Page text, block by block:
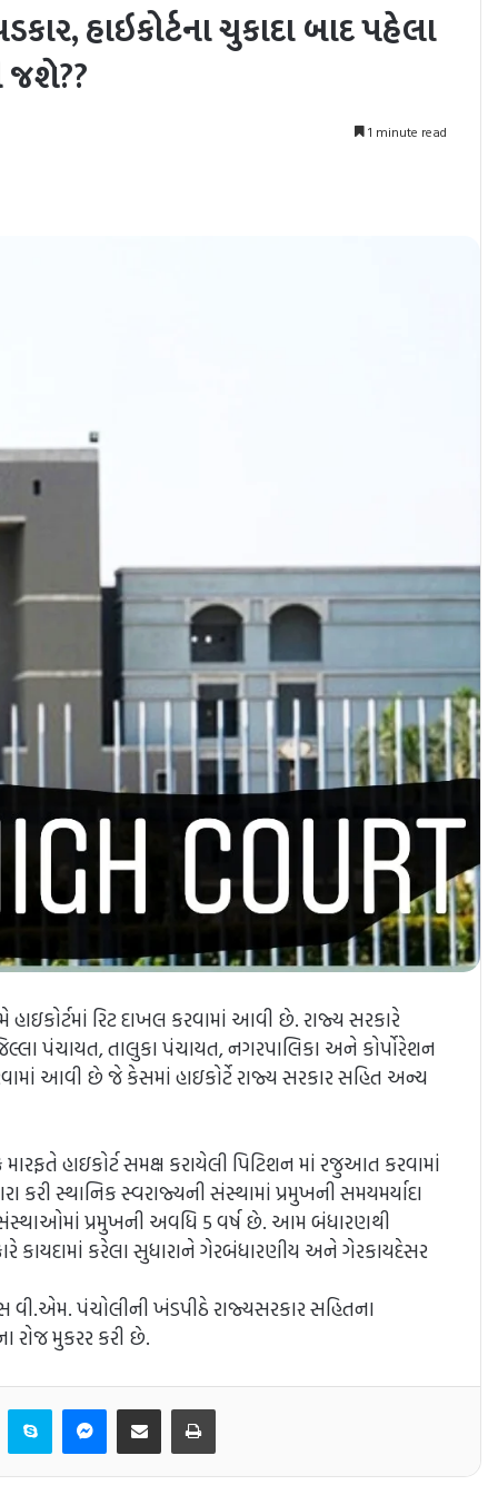
હાઇકોર્ટના ચુકાદા બાદ પહેલા
જશે??
1 minute read
હાઇકોર્ટમાં રિટ દાખલ કરવામાં આવી છે. રાજ્ય સરકારે
પંચાયત, તાલુકા પંચાયત, નગરપાલિકા અને કોર્પોરેશન
આવી છે જે કેસમાં હાઇકોર્ટે રાજ્ય સરકાર સહિત અન્ય
હાઇકોર્ટ સમક્ષ કરાયેલી પિટિશન માં રજુઆત કરવામાં
સ્થાનિક સ્વરાજ્યની સંસ્થામાં પ્રમુખની સમયમર્યાદા
પ્રમુખની અવધિ 5 વર્ષ છે. આમ બંધારણથી
કાયદામાં કરેલા સુધારાને ગેરબંધારણીય અને ગેરકાયદેસર
પંચોલીની ખંડપીઠે રાજ્યસરકાર સહિતના
રોજ મુકરર કરી છે.
SkypeMessenger
Share via EmailPrint